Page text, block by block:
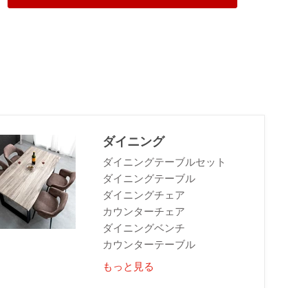
ダイニング
ダイニングテーブルセット
ダイニングテーブル
ダイニングチェア
カウンターチェア
ダイニングベンチ
カウンターテーブル
もっと見る